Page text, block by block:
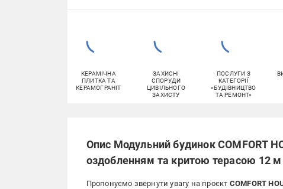
КЕРАМІЧНА
ПЛИТКА ТА
КЕРАМОГРАНІТ
ЗАХИСНІ
СПОРУДИ
ЦИВІЛЬНОГО
ЗАХИСТУ
ПОСЛУГИ З
КАТЕГОРІЇ
«БУДІВНИЦТВО
ТА РЕМОНТ»
Опис Модульний будинок COMFORT
оздобленням та критою терасою 12 м
Пропонуємо звернути увагу на проєкт COMFORT